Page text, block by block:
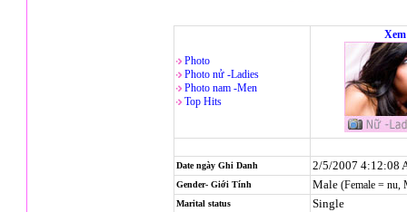
Photo
Photo nử -Ladies
Photo nam -Men
Top Hits
Date ngày Ghi Danh 2/5/2007 4:12:08
Gender- Giới Tính Male (Female = nu,
Marital status Single